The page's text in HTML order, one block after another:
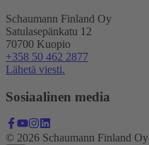
Schaumann Finland Oy
Satulasepänkatu 12
70700 Kuopio
+358 50 462 2877
Lähetä viesti.
Sosiaalinen media
© 2026 Schaumann Finland Oy